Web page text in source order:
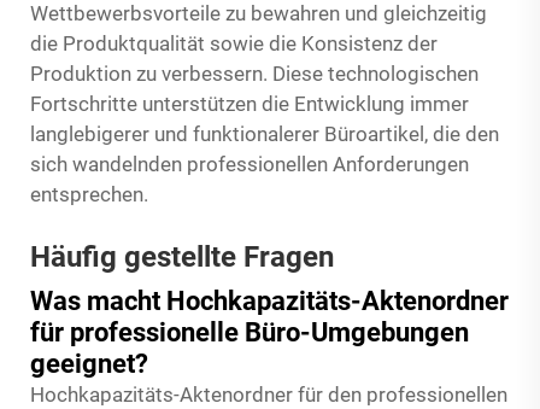
Wettbewerbsvorteile zu bewahren und gleichzeitig
die Produktqualität sowie die Konsistenz der
Produktion zu verbessern. Diese technologischen
Fortschritte unterstützen die Entwicklung immer
langlebigerer und funktionalerer Büroartikel, die den
sich wandelnden professionellen Anforderungen
entsprechen.
Häufig gestellte Fragen
Was macht Hochkapazitäts-Aktenordner
für professionelle Büro-Umgebungen
geeignet?
Hochkapazitäts-Aktenordner für den professionellen